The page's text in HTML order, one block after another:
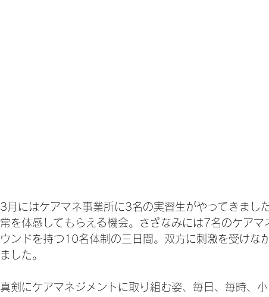
3月にはケアマネ事業所に3名の実習生がやってきまし
常を体感してもらえる機会。さざなみには7名のケア
ウンドを持つ10名体制の三日間。双方に刺激を受けな
ました。
真剣にケアマネジメントに取り組む姿、毎日、毎時、